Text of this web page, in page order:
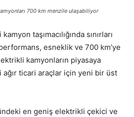
700 km menzile ulaşabiliyor
taşımacılığında sınırları
esneklik ve 700 km’ye
kamyonların piyasaya
ticari araçlar için yeni bir üst
en geniş elektrikli çekici ve